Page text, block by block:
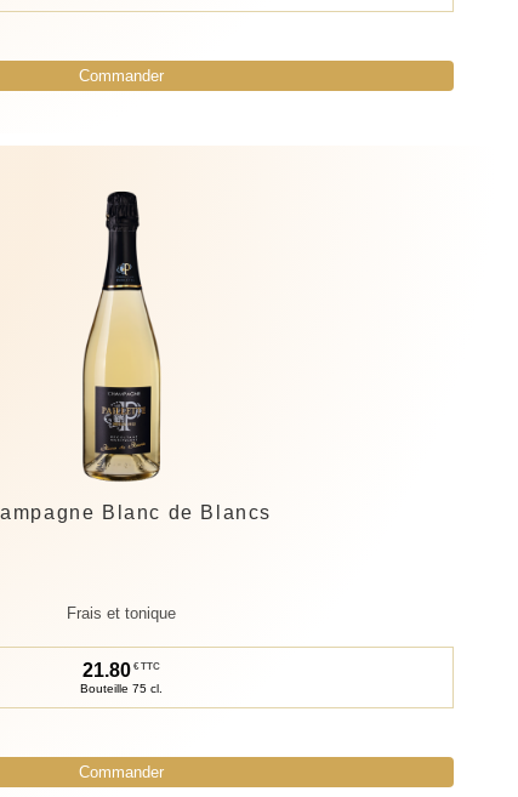
Commander
Blanc de Blancs
Frais et tonique
21.80 € TTC
Bouteille 75 cl.
Commander